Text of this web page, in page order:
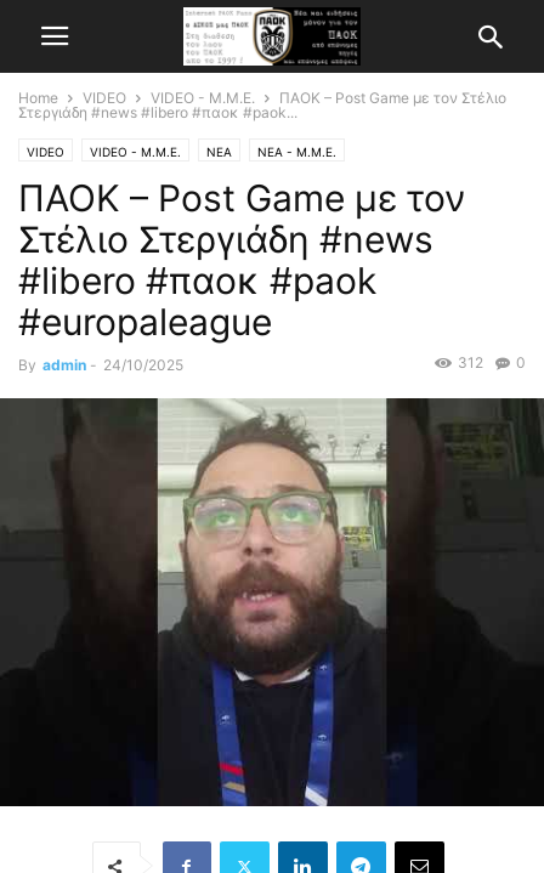
Home VIDEO VIDEO - Μ.Μ.Ε.
ΠΑΟΚ – Post Game με τον Στέλιο
Στεργιάδη #news #libero #παοκ #paok...
VIDEO VIDEO - Μ.Μ.Ε. ΝΕΑ ΝΕΑ - Μ.Μ.Ε.
ΠΑΟΚ – Post Game με τον
Στέλιο Στεργιάδη #news
#libero #παοκ #paok
#europaleague
By admin - 24/10/2025 0
312